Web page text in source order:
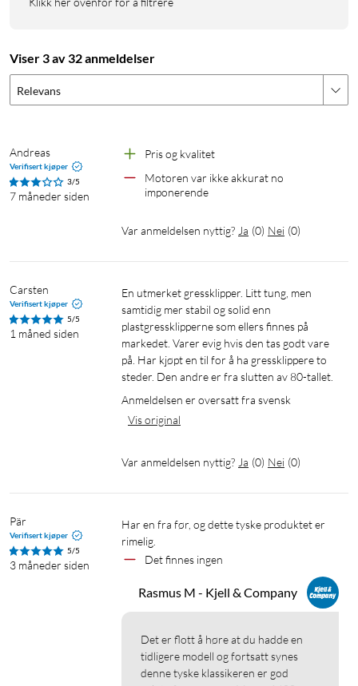
Viser 3 av 32 anmeldelser
Relevans
Andreas
Verifisert kjøper
3/5
7 måneder siden
Pris og kvalitet
Motoren var ikke akkurat no
imponerende
Var anmeldelsen nyttig? Ja (0) Nei (0)
Carsten
Verifisert kjøper
5/5
1 måned siden
En utmerket gressklipper. Litt tung, men
samtidig mer stabil og solid enn
plastgressklipperne som ellers finnes på
markedet. Varer evig hvis den tas godt vare
på. Har kjøpt en til for å ha gressklippere to
steder. Den andre er fra slutten av 80-tallet.
Anmeldelsen er oversatt fra svensk
Vis original
Var anmeldelsen nyttig? Ja (0) Nei (0)
Pär
Verifisert kjøper
5/5
3 måneder siden
Har en fra før, og dette tyske produktet er
rimelig.
Det finnes ingen
Rasmus M - Kjell & Company
Det er flott å høre at du hadde en
tidligere modell og fortsatt synes
denne tyske klassikeren er god